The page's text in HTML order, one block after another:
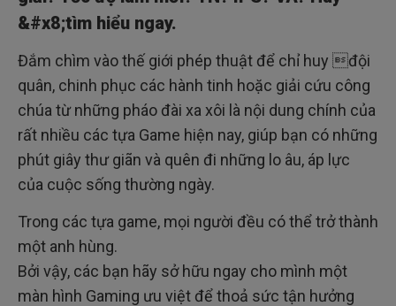
E-Series: BenQ là số 1
Công nghệ Brightness Intelligence
Công nghệ Brightness Intelligence Plus
Sức mạnh tổng hợp
Bảo vệ đôi mắt bạn
ZOWIE
Bạn đã sẵn sàng chưa?
&#x8;tìm hiểu ngay.
Đắm chìm vào thế giới phép thuật để chỉ huy đội
quân, chinh phục các hành tinh hoặc giải cứu công
chúa từ những pháo đài xa xôi là nội dung chính của
rất nhiều các tựa Game hiện nay, giúp bạn có những
phút giây thư giãn và quên đi những lo âu, áp lực
của cuộc sống thường ngày.
Trong các tựa game, mọi người đều có thể trở thành
một anh hùng.
Bởi vậy, các bạn hãy sở hữu ngay cho mình một
màn hình Gaming ưu việt để thoả sức tận hưởng